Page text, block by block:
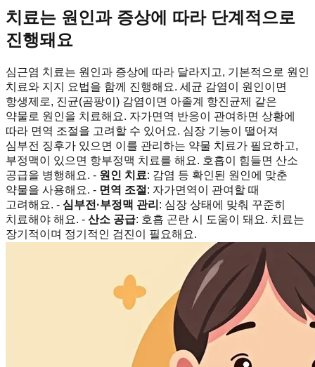
치료는 원인과 증상에 따라 단계적으로
진행돼요
심근염 치료는 원인과 증상에 따라 달라지고, 기본적으로 원인
치료와 지지 요법을 함께 진행해요. 세균 감염이 원인이면
항생제로, 진균(곰팡이) 감염이면 아졸계 항진균제 같은
약물로 원인을 치료해요. 자가면역 반응이 관여하면 상황에
따라 면역 조절을 고려할 수 있어요. 심장 기능이 떨어져
심부전 징후가 있으면 이를 관리하는 약물 치료가 필요하고,
부정맥이 있으면 항부정맥 치료를 해요. 호흡이 힘들면 산소
공급을 병행해요. - 원인 치료: 감염 등 확인된 원인에 맞춘
약물을 사용해요. - 면역 조절 : 자가면역이 관여할 때
고려해요. - 심부전·부정맥 관리 : 심장 상태에 맞춰 꾸준히
치료해야 해요. - 산소 공급: 호흡 곤란 시 도움이 돼요. 치료는
장기적이며 정기적인 검진이 필요해요.